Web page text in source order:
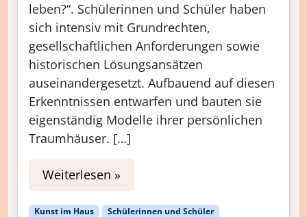
leben?“. Schülerinnen und Schüler haben
sich intensiv mit Grundrechten,
gesellschaftlichen Anforderungen sowie
historischen Lösungsansätzen
auseinandergesetzt. Aufbauend auf diesen
Erkenntnissen entwarfen und bauten sie
eigenständig Modelle ihrer persönlichen
Traumhäuser. […]
Weiterlesen »
Kunst im Haus
Schülerinnen und Schüler